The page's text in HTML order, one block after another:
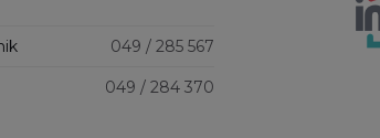
049 / 285 567
049 / 284 370